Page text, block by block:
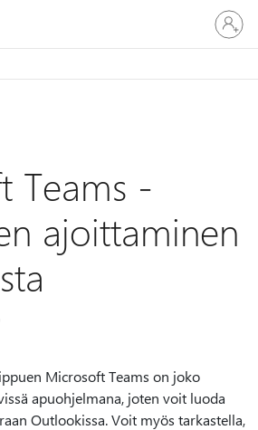
Kirjaudu
sisään
tilille
Teams -
ajoittaminen
Microsoft Teams on joko
apuohjelmana, joten voit luoda
Outlookissa. Voit myös tarkastella,